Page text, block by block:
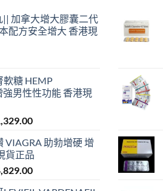
|| 加拿大增大膠囊二代
配方安全增大 香港現
軟糖 HEMP
強男性性功能 香港現
Price
$459.00
through
$1,329.00
VIAGRA 助勃增硬 增
貨正品
Price